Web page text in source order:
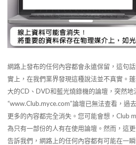
網路上發布的任何內容都會永遠保留，這句
實上，在我們業界發現這種說法並不真實。
大的CD、DVD和藍光燒錄機的論壇，突然地
“www.Club.myce.com”論壇已無法查看，過
更多的內容都完全消失。您可能會想，Club
為只有一部份的人有在使用論壇。然而，這
告訴我們，網路上的任何內容都有可能在一